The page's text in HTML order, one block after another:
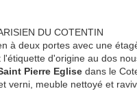
DU COTENTIN
à deux portes avec une
l'étiquette d'origine au dos
Pierre Eglise dans le
verni, meuble nettoyé et